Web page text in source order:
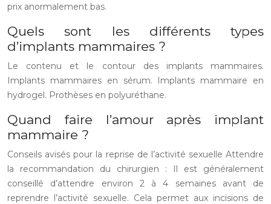
prix anormalement bas.
Quels sont les différents types
d’implants mammaires ?
Le contenu et le contour des implants mammaires.
Implants mammaires en sérum. Implants mammaire en
hydrogel. Prothèses en polyuréthane.
Quand faire l’amour après implant
mammaire ?
Conseils avisés pour la reprise de l’activité sexuelle Attendre
la recommandation du chirurgien : Il est généralement
conseillé d’attendre environ 2 à 4 semaines avant de
reprendre l’activité sexuelle. Cela permet aux incisions de